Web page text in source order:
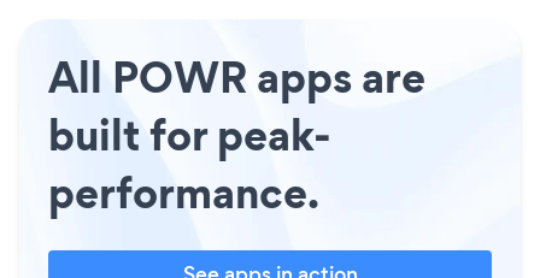
All POWR apps are
built for peak-
performance.